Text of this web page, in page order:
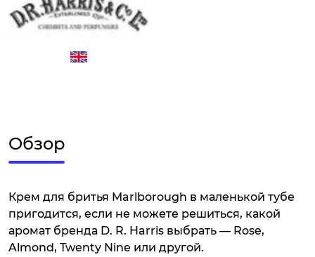
Обзор
Крем для бритья Marlborough в маленькой тубе
пригодится, если не можете решиться, какой
аромат бренда D. R. Harris выбрать — Rose,
Almond, Twenty Nine или другой.